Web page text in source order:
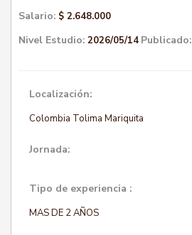
Salario: $ 2.648.000
Nivel Estudio: 2026/05/14 Publicado:
Localización:
Colombia Tolima Mariquita
Jornada:
Tipo de experiencia :
MAS DE 2 AÑOS